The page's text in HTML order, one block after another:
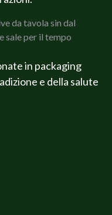
da tavola sin dal
sale per il tempo
in packaging
e della salute